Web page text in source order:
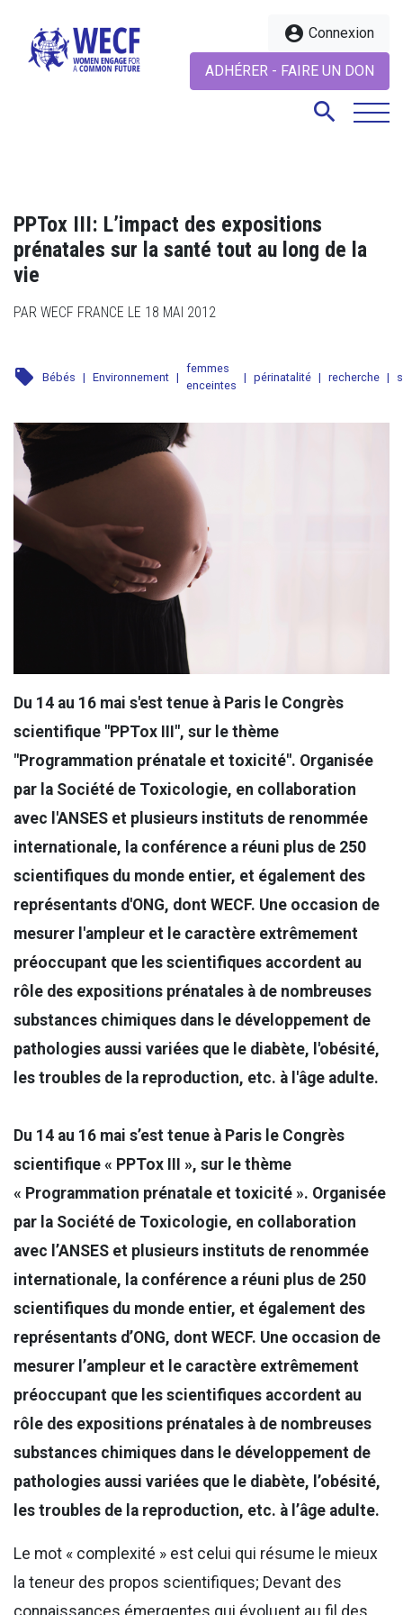
account_circle Connexion
ADHÉRER - FAIRE UN DON
search
PPTox III: L’impact des expositions
prénatales sur la santé tout au long de la
vie
PAR WECF FRANCE LE 18 MAI 2012
local_offer Bébés | Environnement |
femmes
enceintes
| périnatalité | recherche |
Du 14 au 16 mai s'est tenue à Paris le Congrès
scientifique "PPTox III", sur le thème
"Programmation prénatale et toxicité". Organisée
par la Société de Toxicologie, en collaboration
avec l'ANSES et plusieurs instituts de renommée
internationale, la conférence a réuni plus de 250
scientifiques du monde entier, et également des
représentants d'ONG, dont WECF. Une occasion de
mesurer l'ampleur et le caractère extrêmement
préoccupant que les scientifiques accordent au
rôle des expositions prénatales à de nombreuses
substances chimiques dans le développement de
pathologies aussi variées que le diabète, l'obésité,
les troubles de la reproduction, etc. à l'âge adulte.
Du 14 au 16 mai s’est tenue à Paris le Congrès
scientifique « PPTox III », sur le thème
« Programmation prénatale et toxicité ». Organisée
par la Société de Toxicologie, en collaboration
avec l’ANSES et plusieurs instituts de renommée
internationale, la conférence a réuni plus de 250
scientifiques du monde entier, et également des
représentants d’ONG, dont WECF. Une occasion de
mesurer l’ampleur et le caractère extrêmement
préoccupant que les scientifiques accordent au
rôle des expositions prénatales à de nombreuses
substances chimiques dans le développement de
pathologies aussi variées que le diabète, l’obésité,
les troubles de la reproduction, etc. à l’âge adulte.
Le mot « complexité » est celui qui résume le mieux
la teneur des propos scientifiques; Devant des
connaissances émergentes qui évoluent au fil des